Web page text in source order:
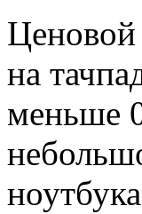
на
меньше